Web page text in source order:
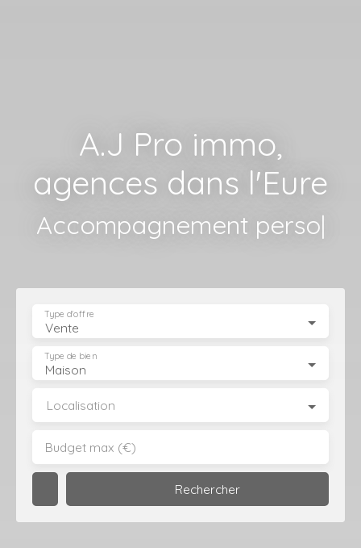
A.J Pro immo,
agences dans l'Eure
Accompagnement
personnalisé, |
Vente
Type d'offre
Maison
Type de bien
Localisation
Budget max (€)
Rechercher